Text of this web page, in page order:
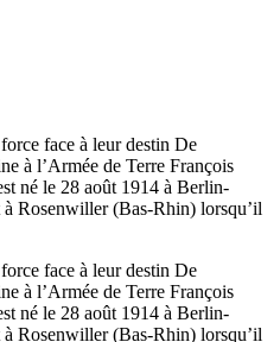
face à leur destin De
à l’Armée de Terre François
né le 28 août 1914 à Berlin-
Rosenwiller (Bas-Rhin) lorsqu’il
face à leur destin De
à l’Armée de Terre François
né le 28 août 1914 à Berlin-
Rosenwiller (Bas-Rhin) lorsqu’il